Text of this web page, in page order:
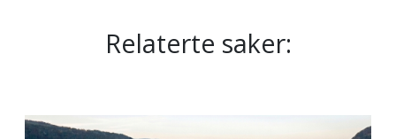
Relaterte saker: